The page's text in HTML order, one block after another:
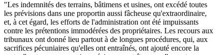
"Les indemnités des terrains, bâtimens et usines, ont excédé toutes
les prévisions dans une proportin aussi fâcheuse qu'extraordinaire,
et, à cet égard, les efforts de l'administration ont été impuissants
contre les prétentions immodérées des propriétaires. Les recours aux
tribunaux ont donné lieu partout à de longues procédures, qui, aux
sacrifices pécuniaires qu'elles ont entraînés, ont ajouté encore la